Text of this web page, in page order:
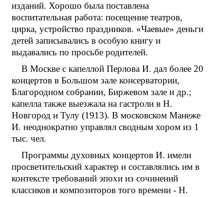
изданий. Хорошо была поставлена
воспитательная работа: посещение театров,
цирка, устройство праздников. «Чаевые» деньги
детей записывались в особую книгу и
выдавались по просьбе родителей.
В Москве с капеллой Перлова И. дал более 20
концертов в Большом зале консерватории,
Благородном собрании, Биржевом зале и др.;
капелла также выезжала на гастроли в Н.
Новгород и Тулу (1913). В московском Манеже
И. неоднократно управлял сводным хором из 1
тыс. чел.
Программы духовных концертов И. имели
просветительский характер и составлялись им в
контексте требований эпохи из сочинений
классиков и композиторов того времени - Н.